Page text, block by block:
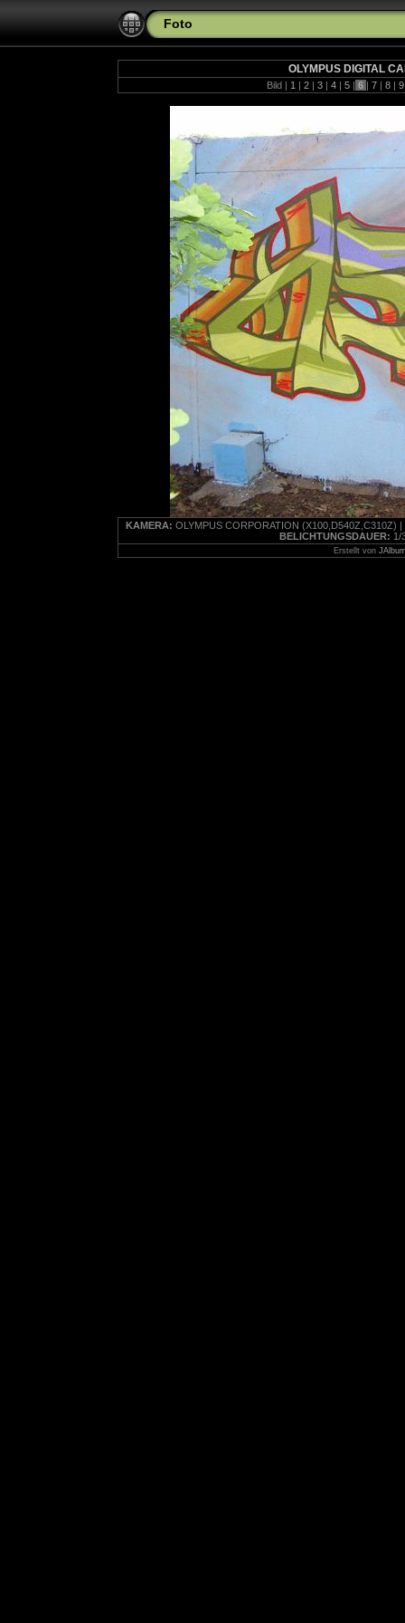
Foto
OLYMPUS DIGITAL
Bild | 1 | 2 | 3 | 4 | 5 | 6 | 7 | 8 |
KAMERA: OLYMPUS CORPORATION (X100,D540Z,C310Z) |
BELICHTUNGSDAUER: 1/
Erstellt von